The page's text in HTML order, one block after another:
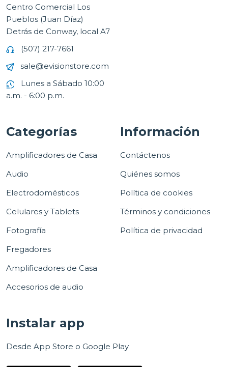
Centro Comercial Los
Pueblos (Juan Díaz)
Detrás de Conway, local A7
(507) 217-7661
sale@evisionstore.com
Lunes a Sábado 10:00
a.m. - 6:00 p.m.
Categorías
Amplificadores de Casa
Audio
Electrodomésticos
Celulares y Tablets
Fotografía
Fregadores
Amplificadores de Casa
Accesorios de audio
Información
Contáctenos
Quiénes somos
Política de cookies
Términos y condiciones
Política de privacidad
Instalar app
Desde App Store o Google Play